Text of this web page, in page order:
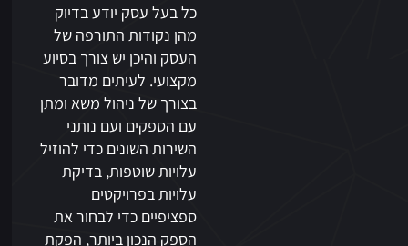
כל בעל עסק יודע בדיוק
מהן נקודות התורפה של
העסק והיכן יש צורך בסיוע
מקצועי. לעיתים מדובר
בצורך של ניהול משא ומתן
עם הספקים ועם נותני
השירות השונים כדי להוזיל
עלויות שוטפות, בדיקת
עלויות בפרויקטים
ספציפיים כדי לבחור את
הספק הנכון ביותר, הפקת